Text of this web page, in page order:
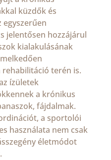
küzdők és
egyszerűen
jelentősen hozzájárul
kialakulásának
terén is.
ízületek
a krónikus
fájdalmak.
a sportolói
használata nem csak
életmódot